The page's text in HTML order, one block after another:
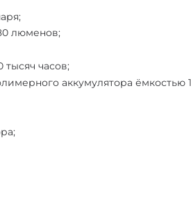
люменов;
часов;
аккумулятора ёмкостью